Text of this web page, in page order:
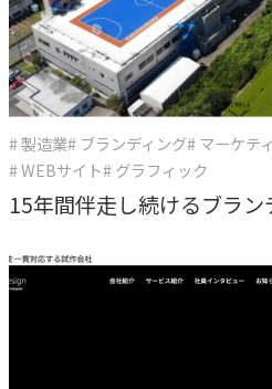
# 製造業# ブランディング# マーケテ
# WEBサイト# グラフィック
15年間伴走し続けるブラン